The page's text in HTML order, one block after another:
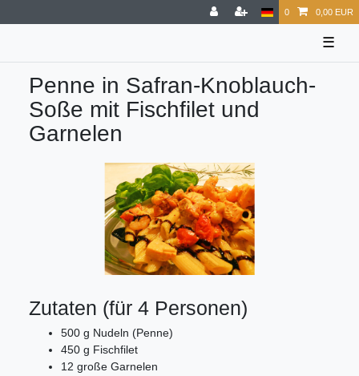
0 0,00 EUR
☰
Penne in Safran-Knoblauch-
Soße mit Fischfilet und
Garnelen
Zutaten (für 4 Personen)
500 g Nudeln (Penne)
450 g Fischfilet
12 große Garnelen